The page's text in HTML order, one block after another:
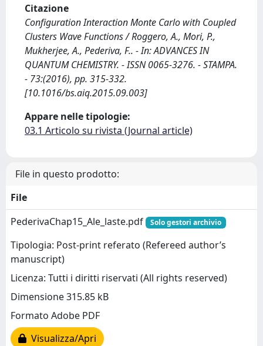
Citazione
Configuration Interaction Monte Carlo with Coupled
Clusters Wave Functions / Roggero, A., Mori, P.,
Mukherjee, A., Pederiva, F.. - In: ADVANCES IN
QUANTUM CHEMISTRY. - ISSN 0065-3276. - STAMPA.
- 73:(2016), pp. 315-332.
[10.1016/bs.aiq.2015.09.003]
Appare nelle tipologie:
03.1 Articolo su rivista (Journal article)
File in questo prodotto:
File
PederivaChap15_Ale_laste.pdf
Solo gestori archivio
Tipologia: Post-print referato (Refereed author’s
manuscript)
Licenza: Tutti i diritti riservati (All rights reserved)
Dimensione 315.85 kB
Formato Adobe PDF
Visualizza/Apri